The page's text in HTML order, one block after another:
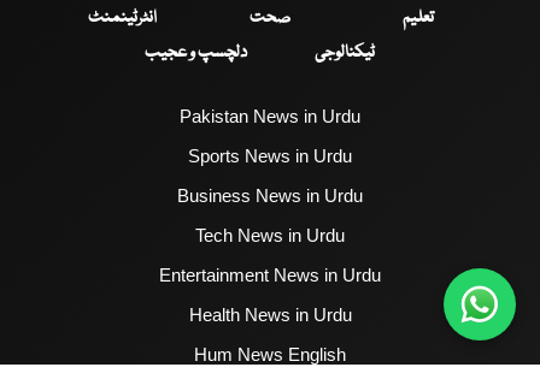
تعلیم
صحت
انٹرٹینمنٹ
ٹیکنالوجی
دلچسپ و عجیب
Pakistan News in Urdu
Sports News in Urdu
Business News in Urdu
Tech News in Urdu
Entertainment News in Urdu
Health News in Urdu
Hum News English